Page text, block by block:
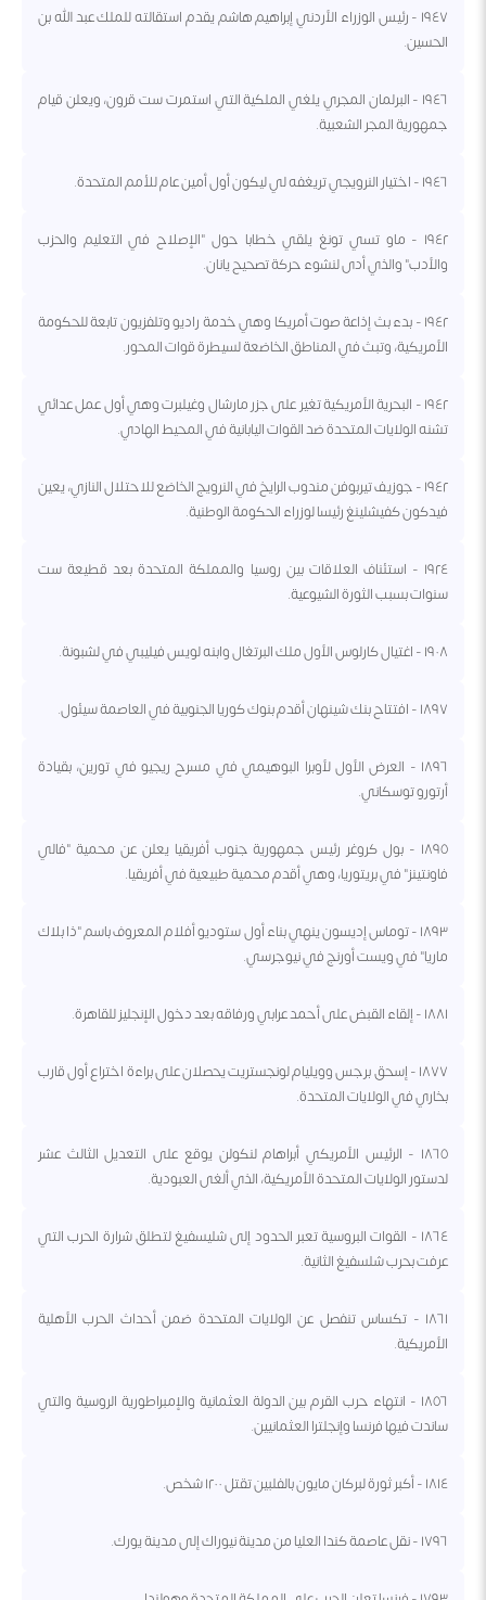
١٩٤٧ - رئيس الوزراء الأردني إبراهيم هاشم يقدم استقالته للملك عبد الله بن
الحسين.
١٩٤٦ - البرلمان المجري يلغي الملكية التي استمرت ست قرون، ويعلن قيام
جمهورية المجر الشعبية.
١٩٤٦ - اختيار النرويجي تريغفه لي ليكون أول أمين عام للأمم المتحدة.
١٩٤٢ - ماو تسي تونغ يلقي خطابا حول "الإصلاح في التعليم والحزب
والأدب" والذي أدى لنشوء حركة تصحيح يانان.
١٩٤٢ - بدء بث إذاعة صوت أمريكا وهي خدمة راديو وتلفزيون تابعة للحكومة
الأمريكية، وتبث في المناطق الخاضعة لسيطرة قوات المحور.
١٩٤٢ - البحرية الأمريكية تغير على جزر مارشال وغيلبرت وهي أول عمل عدائي
تشنه الولايات المتحدة ضد القوات اليابانية في المحيط الهادي.
١٩٤٢ - جوزيف تيربوفن مندوب الرايخ في النرويج الخاضع للاحتلال النازي، يعين
فيدكون كفيشلينغ رئيسا لوزراء الحكومة الوطنية.
١٩٢٤ - استئناف العلاقات بين روسيا والمملكة المتحدة بعد قطيعة ست
سنوات بسبب الثورة الشيوعية.
١٩٠٨ - اغتيال كارلوس الأول ملك البرتغال وابنه لويس فيليبي في لشبونة.
١٨٩٧ - افتتاح بنك شينهان أقدم بنوك كوريا الجنوبية في العاصمة سيئول.
١٨٩٦ - العرض الأول لأوبرا البوهيمي في مسرح ريجيو في تورين، بقيادة
أرتورو توسكاني.
١٨٩٥ - بول كروغر رئيس جمهورية جنوب أفريقيا يعلن عن محمية "فالي
فاونتينز" في بريتوريا، وهي أقدم محمية طبيعية في أفريقيا.
١٨٩٣ - توماس إديسون ينهي بناء أول ستوديو أفلام المعروف باسم "ذا بلاك
ماريا" في ويست أورنج في نيوجرسي.
١٨٨١ - إلقاء القبض على أحمد عرابي ورفاقه بعد دخول الإنجليز للقاهرة.
١٨٧٧ - إسحق برجس وويليام لونجستريت يحصلان على براءة اختراع أول قارب
بخاري في الولايات المتحدة.
١٨٦٥ - الرئيس الأمريكي أبراهام لنكولن يوقع على التعديل الثالث عشر
لدستور الولايات المتحدة الأمريكية، الذي ألغى العبودية.
١٨٦٤ - القوات البروسية تعبر الحدود إلى شليسفيغ لتطلق شرارة الحرب التي
عرفت بحرب شلسفيغ الثانية.
١٨٦١ - تكساس تنفصل عن الولايات المتحدة ضمن أحداث الحرب الأهلية
الأمريكية.
١٨٥٦ - انتهاء حرب القرم بين الدولة العثمانية والإمبراطورية الروسية والتي
ساندت فيها فرنسا وإنجلترا العثمانيين.
١٨١٤ - أكبر ثورة لبركان مايون بالفلبين تقتل ١٢٠٠ شخص.
١٧٩٦ - نقل عاصمة كندا العليا من مدينة نيوراك إلى مدينة يورك.